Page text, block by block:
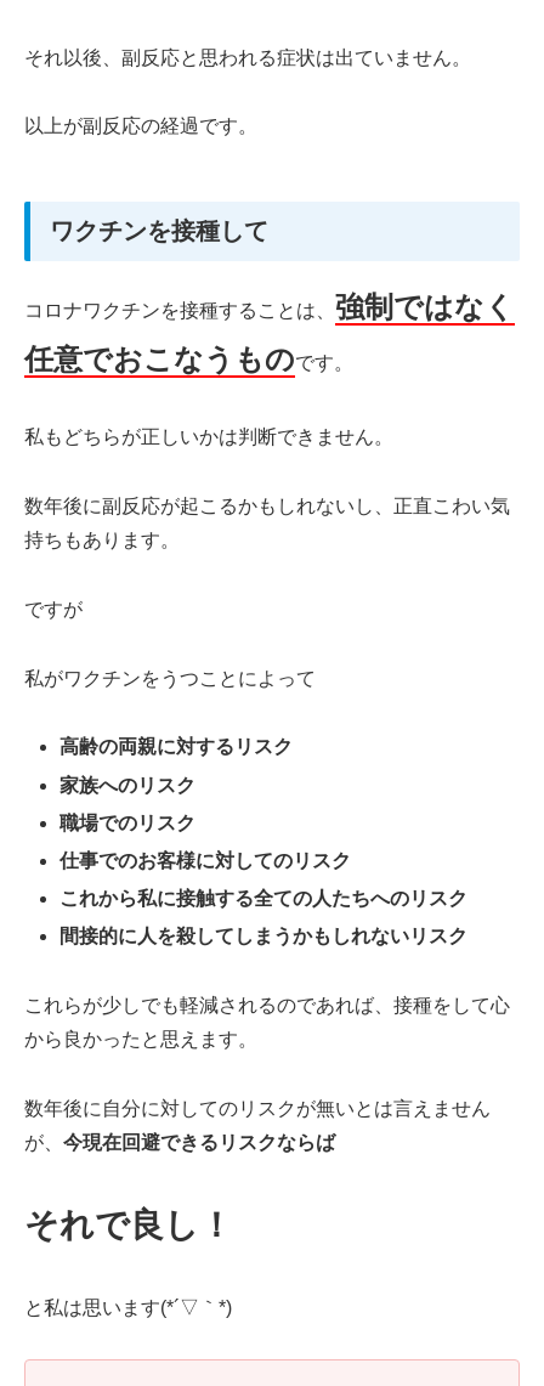
それ以後、副反応と思われる症状は出ていません。
以上が副反応の経過です。
ワクチンを接種して
コロナワクチンを接種することは、 強制ではなく
任意でおこなうものです。
私もどちらが正しいかは判断できません。
数年後に副反応が起こるかもしれないし、正直こわい気
持ちもあります。
ですが
私がワクチンをうつことによって
高齢の両親に対するリスク
家族へのリスク
職場でのリスク
仕事でのお客様に対してのリスク
これから私に接触する全ての人たちへのリスク
間接的に人を殺してしまうかもしれないリスク
これらが少しでも軽減されるのであれば、接種をして心
から良かったと思えます。
数年後に自分に対してのリスクが無いとは言えません
が、 今現在回避できるリスクならば
それで良し！
と私は思います(*´▽｀*)